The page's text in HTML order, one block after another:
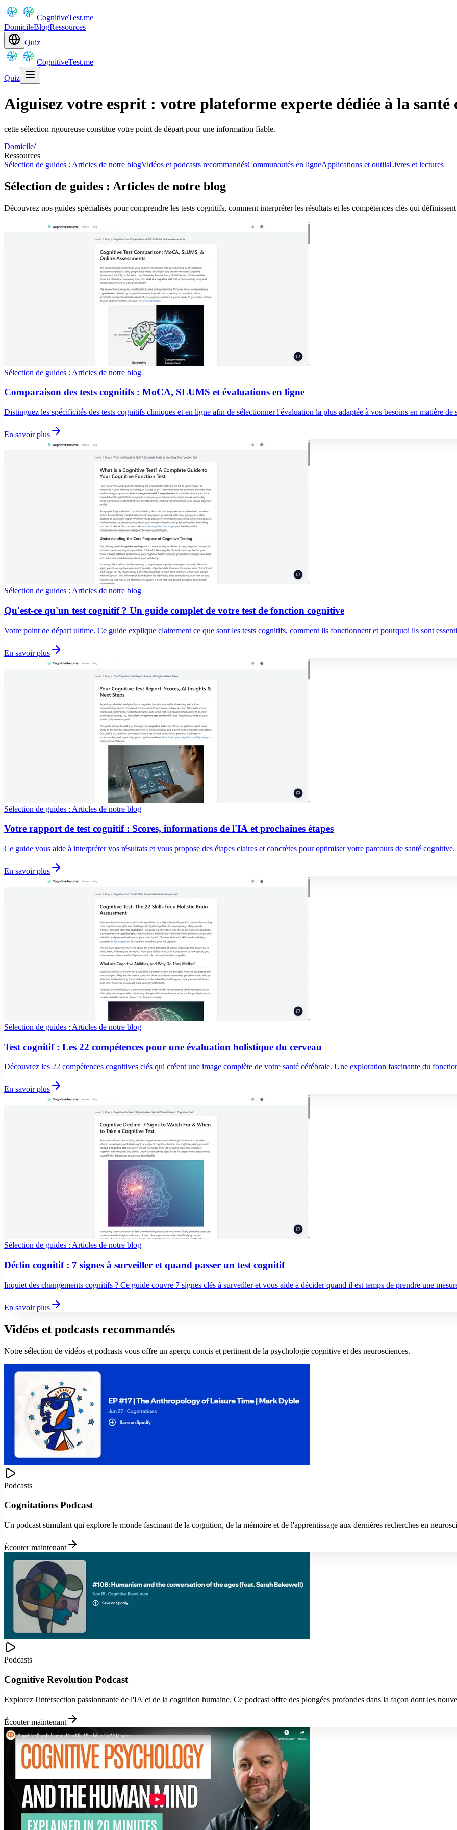
CognitiveTest.me
DomicileBlogRessources
Quiz
CognitiveTest.me
Quiz
Aiguisez votre esprit : votre plateforme experte dédiée à la santé
cette sélection rigoureuse constitue votre point de départ pour une information fiable.
Domicile/
Ressources
Sélection de guides : Articles de notre blogVidéos et podcasts recommandésCommunautés en ligneApplications et outilsLivres et lectures
Sélection de guides : Articles de notre blog
Découvrez nos guides spécialisés pour comprendre les tests cognitifs, comment interpréter les résultats et les compétences clés qui
Sélection de guides : Articles de notre blog
Comparaison des tests cognitifs : MoCA, SLUMS et évaluations en ligne
Distinguez les spécificités des tests cognitifs cliniques et en ligne afin de sélectionner l'évaluation la plus adaptée à vos besoins en matière de
En savoir plus
Sélection de guides : Articles de notre blog
Qu'est-ce qu'un test cognitif ? Un guide complet de votre test de fonction cognitive
Votre point de départ ultime. Ce guide explique clairement ce que sont les tests cognitifs, comment ils fonctionnent et pourquoi ils sont
En savoir plus
Sélection de guides : Articles de notre blog
Votre rapport de test cognitif : Scores, informations de l'IA et prochaines étapes
Ce guide vous aide à interpréter vos résultats et vous propose des étapes claires et concrètes pour optimiser votre parcours de santé cognitive.
En savoir plus
Sélection de guides : Articles de notre blog
Test cognitif : Les 22 compétences pour une évaluation holistique du cerveau
Découvrez les 22 compétences cognitives clés qui créent une image complète de votre santé cérébrale. Une exploration fascinante du
En savoir plus
Sélection de guides : Articles de notre blog
Déclin cognitif : 7 signes à surveiller et quand passer un test cognitif
Inquiet des changements cognitifs ? Ce guide couvre 7 signes clés à surveiller et vous aide à décider quand il est temps de prendre une
En savoir plus
Vidéos et podcasts recommandés
Notre sélection de vidéos et podcasts vous offre un aperçu concis et pertinent de la psychologie cognitive et des neurosciences.
Podcasts
Cognitations Podcast
Un podcast stimulant qui explore le monde fascinant de la cognition, de la mémoire et de l'apprentissage aux dernières recherches en
Écouter maintenant
Podcasts
Cognitive Revolution Podcast
Explorez l'intersection passionnante de l'IA et de la cognition humaine. Ce podcast offre des plongées profondes dans la façon dont les
Écouter maintenant